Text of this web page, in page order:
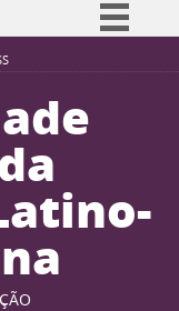
Participe
à informação
Legislação
Canais